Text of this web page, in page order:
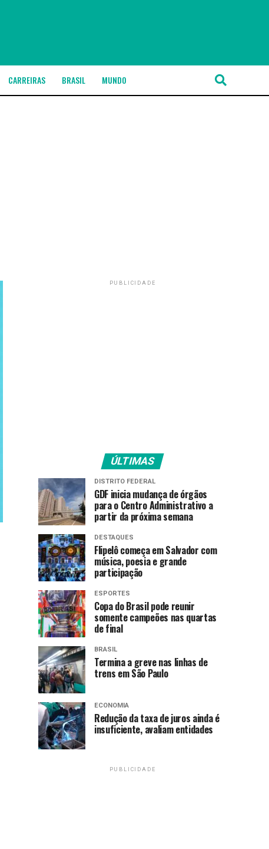
CARREIRAS BRASIL MUNDO
PUBLICIDADE
ÚLTIMAS
DISTRITO FEDERAL
GDF inicia mudança de órgãos
para o Centro Administrativo a
partir da próxima semana
DESTAQUES
Flipelô começa em Salvador com
música, poesia e grande
participação
ESPORTES
Copa do Brasil pode reunir
somente campeões nas quartas
de final
BRASIL
Termina a greve nas linhas de
trens em São Paulo
ECONOMIA
Redução da taxa de juros ainda é
insuficiente, avaliam entidades
PUBLICIDADE